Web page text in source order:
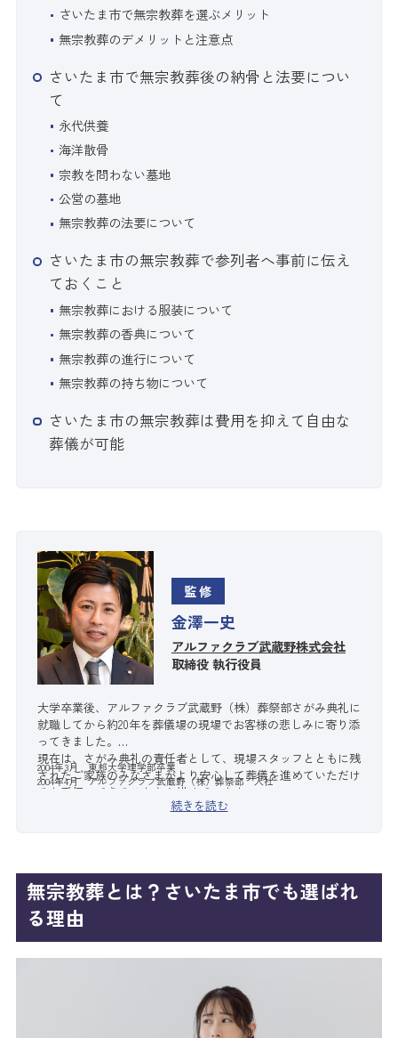
さいたま市で無宗教葬を選ぶメリット
無宗教葬のデメリットと注意点
さいたま市で無宗教葬後の納骨と法要につい
て
永代供養
海洋散骨
宗教を問わない墓地
公営の墓地
無宗教葬の法要について
さいたま市の無宗教葬で参列者へ事前に伝え
ておくこと
無宗教葬における服装について
無宗教葬の香典について
無宗教葬の進行について
無宗教葬の持ち物について
さいたま市の無宗教葬は費用を抑えて自由な
葬儀が可能
監修
金澤一史
アルファクラブ武蔵野株式会社
取締役 執行役員
大学卒業後、アルファクラブ武蔵野（株）葬祭部さがみ典礼に
就職してから約20年を葬儀場の現場でお客様の悲しみに寄り添
ってきました。
現在は、さがみ典礼の責任者として、現場スタッフとともに残
されたご家族のみなさまがより安心して葬儀を進めていただけ
るお手伝いできることを心掛けています。
2004年3月 東邦大学理学部卒業
2004年4月 アルファクラブ武蔵野（株）葬祭部 入社
続きを読む
無宗教葬とは？さいたま市でも選ばれ
る理由